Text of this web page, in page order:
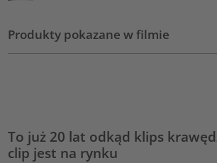
Więcej informacji
Produkty pokazane w filmie
To już 20 lat odkąd klips
clip jest na rynku